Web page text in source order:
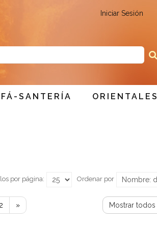
Iniciar Sesión
IFÁ-SANTERÍA ORIENTALES
Ordenar por
por página:
2 » Mostrar todos